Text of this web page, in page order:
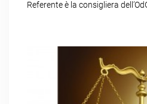
Referente è la consigliera